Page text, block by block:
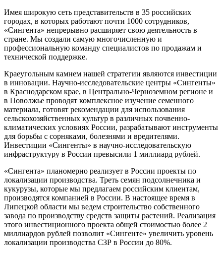
Имея широкую сеть представительств в 35 российских
городах, в которых работают почти 1000 сотрудников,
«Сингента» непрерывно расширяет свою деятельность в
стране. Мы создали самую многочисленную и
профессиональную команду специалистов по продажам и
технической поддержке.
Краеугольным камнем нашей стратегии являются инвестиции
в инновации. Научно-исследовательские центры «Сингенты»
в Краснодарском крае, в Центрально-Черноземном регионе и
в Поволжье проводят комплексное изучение семенного
материала, готовят рекомендации для использования
сельскохозяйственных культур в различных почвенно-
климатических условиях России, разрабатывают инструменты
для борьбы с сорняками, болезнями и вредителями.
Инвестиции «Сингенты» в научно-исследовательскую
инфраструктуру в России превысили 1 миллиард рублей.
«Сингента» планомерно реализует в России проекты по
локализации производства. Треть семян подсолнечника и
кукурузы, которые мы предлагаем российским клиентам,
производятся компанией в России. В настоящее время в
Липецкой области мы ведем строительство собственного
завода по производству средств защиты растений. Реализация
этого инвестиционного проекта общей стоимостью более 2
миллиардов рублей позволит «Сингенте» увеличить уровень
локализации производства СЗР в России до 80%.